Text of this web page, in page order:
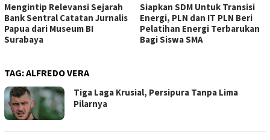
Mengintip Relevansi Sejarah
Bank Sentral Catatan Jurnalis
Papua dari Museum BI
Surabaya
Siapkan SDM Untuk Transisi
Energi, PLN dan IT PLN Beri
Pelatihan Energi Terbarukan
Bagi Siswa SMA
TAG:ALFREDO VERA
Tiga Laga Krusial, Persipura Tanpa Lima
Pilarnya